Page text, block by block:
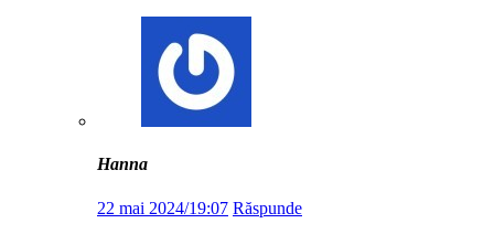
Hanna
22 mai 2024/19:07 Răspunde